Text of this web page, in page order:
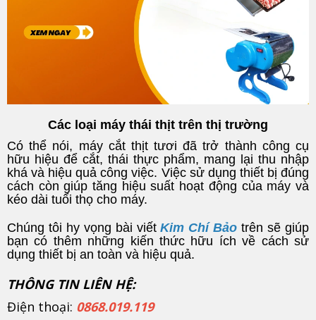
Các loại máy thái thịt trên thị trường
Có thể nói, máy cắt thịt tươi đã trở thành công cụ
hữu hiệu để cắt, thái thực phẩm, mang lại thu nhập
khá và hiệu quả công việc. Việc sử dụng thiết bị đúng
cách còn giúp tăng hiệu suất hoạt động của máy và
kéo dài tuổi thọ cho máy.
Chúng tôi hy vọng bài viếtKim Chí Bảo trên sẽ giúp
bạn có thêm những kiến ​​thức hữu ích về cách sử
dụng thiết bị an toàn và hiệu quả.
THÔNG TIN LIÊN HỆ:
Điện thoại: 0868.019.119